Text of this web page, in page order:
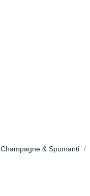
Champagne & Spumanti